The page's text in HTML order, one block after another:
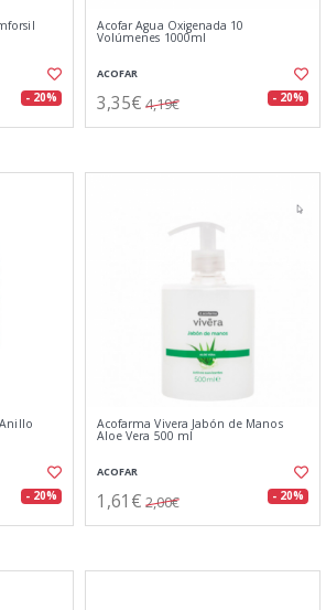
- 20%
Acofar Agua Oxigenada 10
Volúmenes 1000ml
ACOFAR
3,35€ 4,19€ - 20%
- 20%
Acofarma Vivera Jabón de Manos
Aloe Vera 500 ml
ACOFAR
1,61€ 2,00€ - 20%